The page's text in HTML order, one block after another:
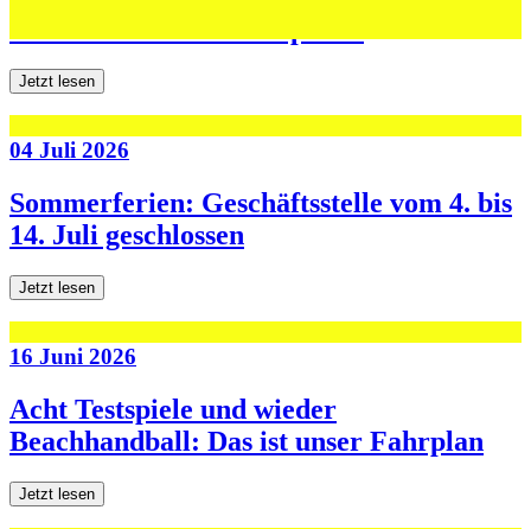
Jetzt lesen
04 Juli 2026
Sommerferien: Geschäftsstelle vom 4. bis
14. Juli geschlossen
Jetzt lesen
16 Juni 2026
Acht Testspiele und wieder
Beachhandball: Das ist unser Fahrplan
Jetzt lesen